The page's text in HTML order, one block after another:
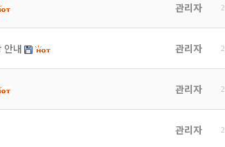
관리자
안내 관리자
관리자
관리자